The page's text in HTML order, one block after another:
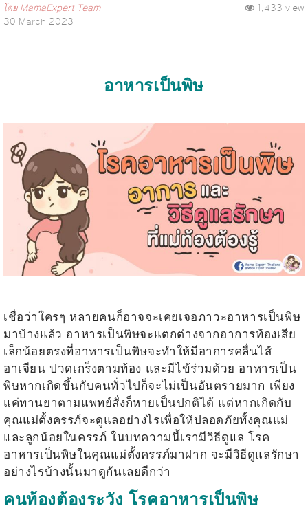
โดยMamaExpert Team
30 March 2023
1,433 view
อาหารเป็นพิษ
เชื่อว่าใครๆ หลายคนก็อาจจะเคยเจอภาวะอาหารเป็นพิษ
มาบ้างแล้ว อาหารเป็นพิษจะแตกต่างจากอาการท้องเสีย
เล็กน้อยตรงที่อาหารเป็นพิษจะทำให้มีอาการคลื่นไส้
อาเจียน ปวดเกร็งตามท้อง และมีไข้ร่วมด้วย อาหารเป็น
พิษหากเกิดขึ้นกับคนทั่วไปก็จะไม่เป็นอันตรายมาก เพียง
แค่ทานยาตามแพทย์สั่งก็หายเป็นปกติได้ แต่หากเกิดกับ
คุณแม่ตั้งครรภ์จะดูแลอย่างไรเพื่อให้ปลอดภัยทั้งคุณแม่
และลูกน้อยในครรภ์ ในบทความนี้เรามีวิธีดูแลโรค
อาหารเป็นพิษในคุณแม่ตั้งครรภ์มาฝาก จะมีวิธีดูแลรักษา
อย่างไรบ้างนั้นมาดูกันเลยดีกว่า
คนท้องต้องระวัง โรคอาหารเป็นพิษ